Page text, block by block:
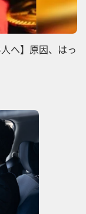
へ】原因、はっ